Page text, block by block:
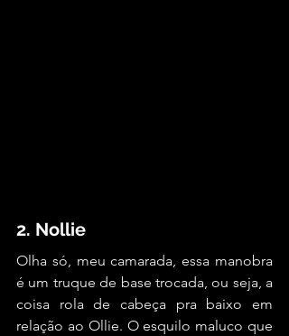
2. Nollie
Olha só, meu camarada, essa manobra
é um truque de base trocada, ou seja, a
coisa rola de cabeça pra baixo em
relação ao Ollie. O esquilo maluco que